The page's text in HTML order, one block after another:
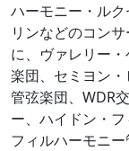
ハーモニー・ル
リンなどのコン
に、ヴァレリー
楽団、セミヨン
管弦楽団、WDR
ー、ハイドン・
フィルハーモニ